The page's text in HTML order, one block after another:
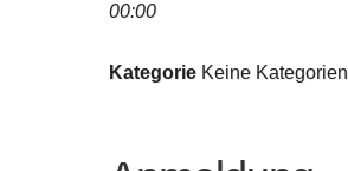
00:00
Kategorie Keine Kategorien